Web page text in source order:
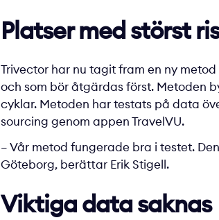
Platser med störst
Trivector har nu tagit fram en ny
och som bör åtgärdas först. Metoden
cyklar. Metoden har testats på data
sourcing genom appen TravelVU.
– Vår metod fungerade bra i testet.
Göteborg, berättar Erik Stigell.
Viktiga data saknas